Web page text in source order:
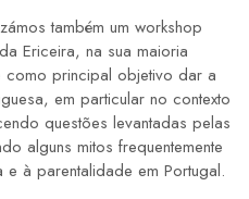
também um workshop
Ericeira, na sua maioria
como principal objetivo dar a
em particular no contexto
questões levantadas pelas
alguns mitos frequentemente
à parentalidade em Portugal.